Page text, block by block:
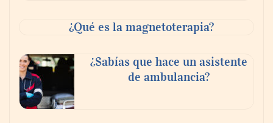
¿Qué es la magnetoterapia?
¿Sabías que hace un asistente
de ambulancia?